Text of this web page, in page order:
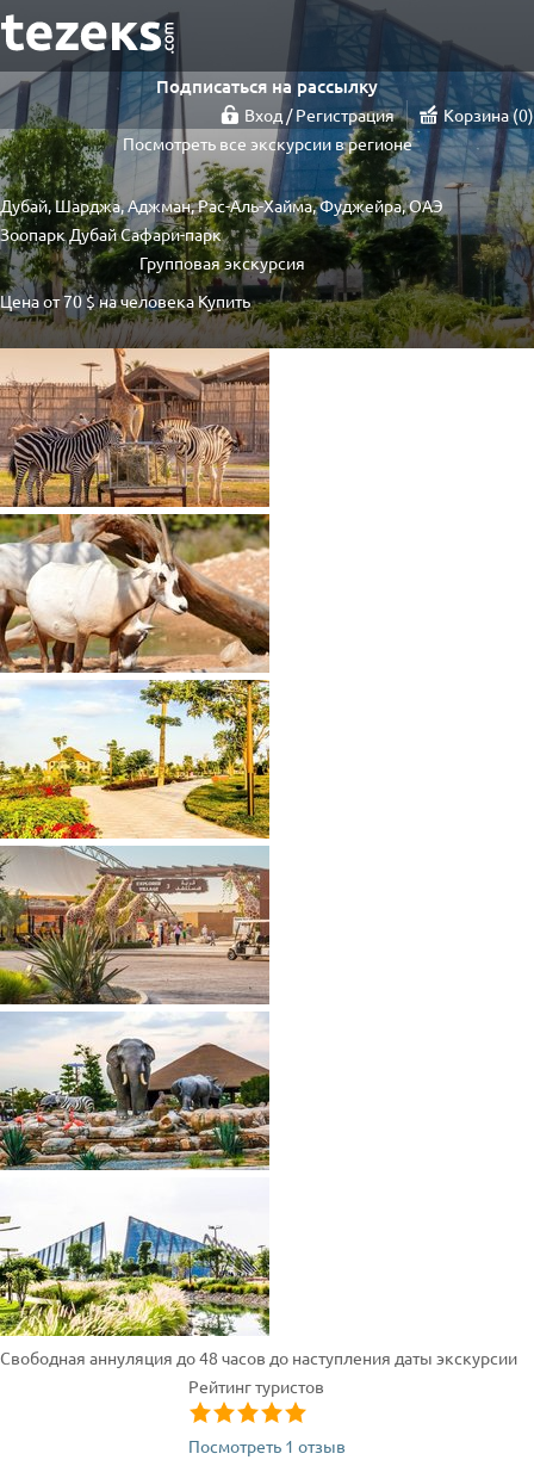
Подписаться на рассылку
Вход / Регистрация Корзина 0
Посмотреть все экскурсии в регионе
Дубай, Шарджа, Аджман, Рас-Аль-Хайма, Фуджейра, ОАЭ
Зоопарк Дубай Сафари-парк
Групповая экскурсия
Цена от70 $на человека Купить
Свободная аннуляция до 48 часов до наступления даты экскурсии
Рейтинг туристов
Посмотреть 1 отзыв